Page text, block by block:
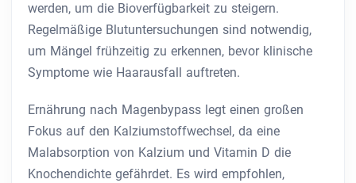
werden, um die Bioverfügbarkeit zu steigern.
Regelmäßige Blutuntersuchungen sind notwendig,
um Mängel frühzeitig zu erkennen, bevor klinische
Symptome wie Haarausfall auftreten.
Ernährung nach Magenbypass legt einen großen
Fokus auf den Kalziumstoffwechsel, da eine
Malabsorption von Kalzium und Vitamin D die
Knochendichte gefährdet. Es wird empfohlen,